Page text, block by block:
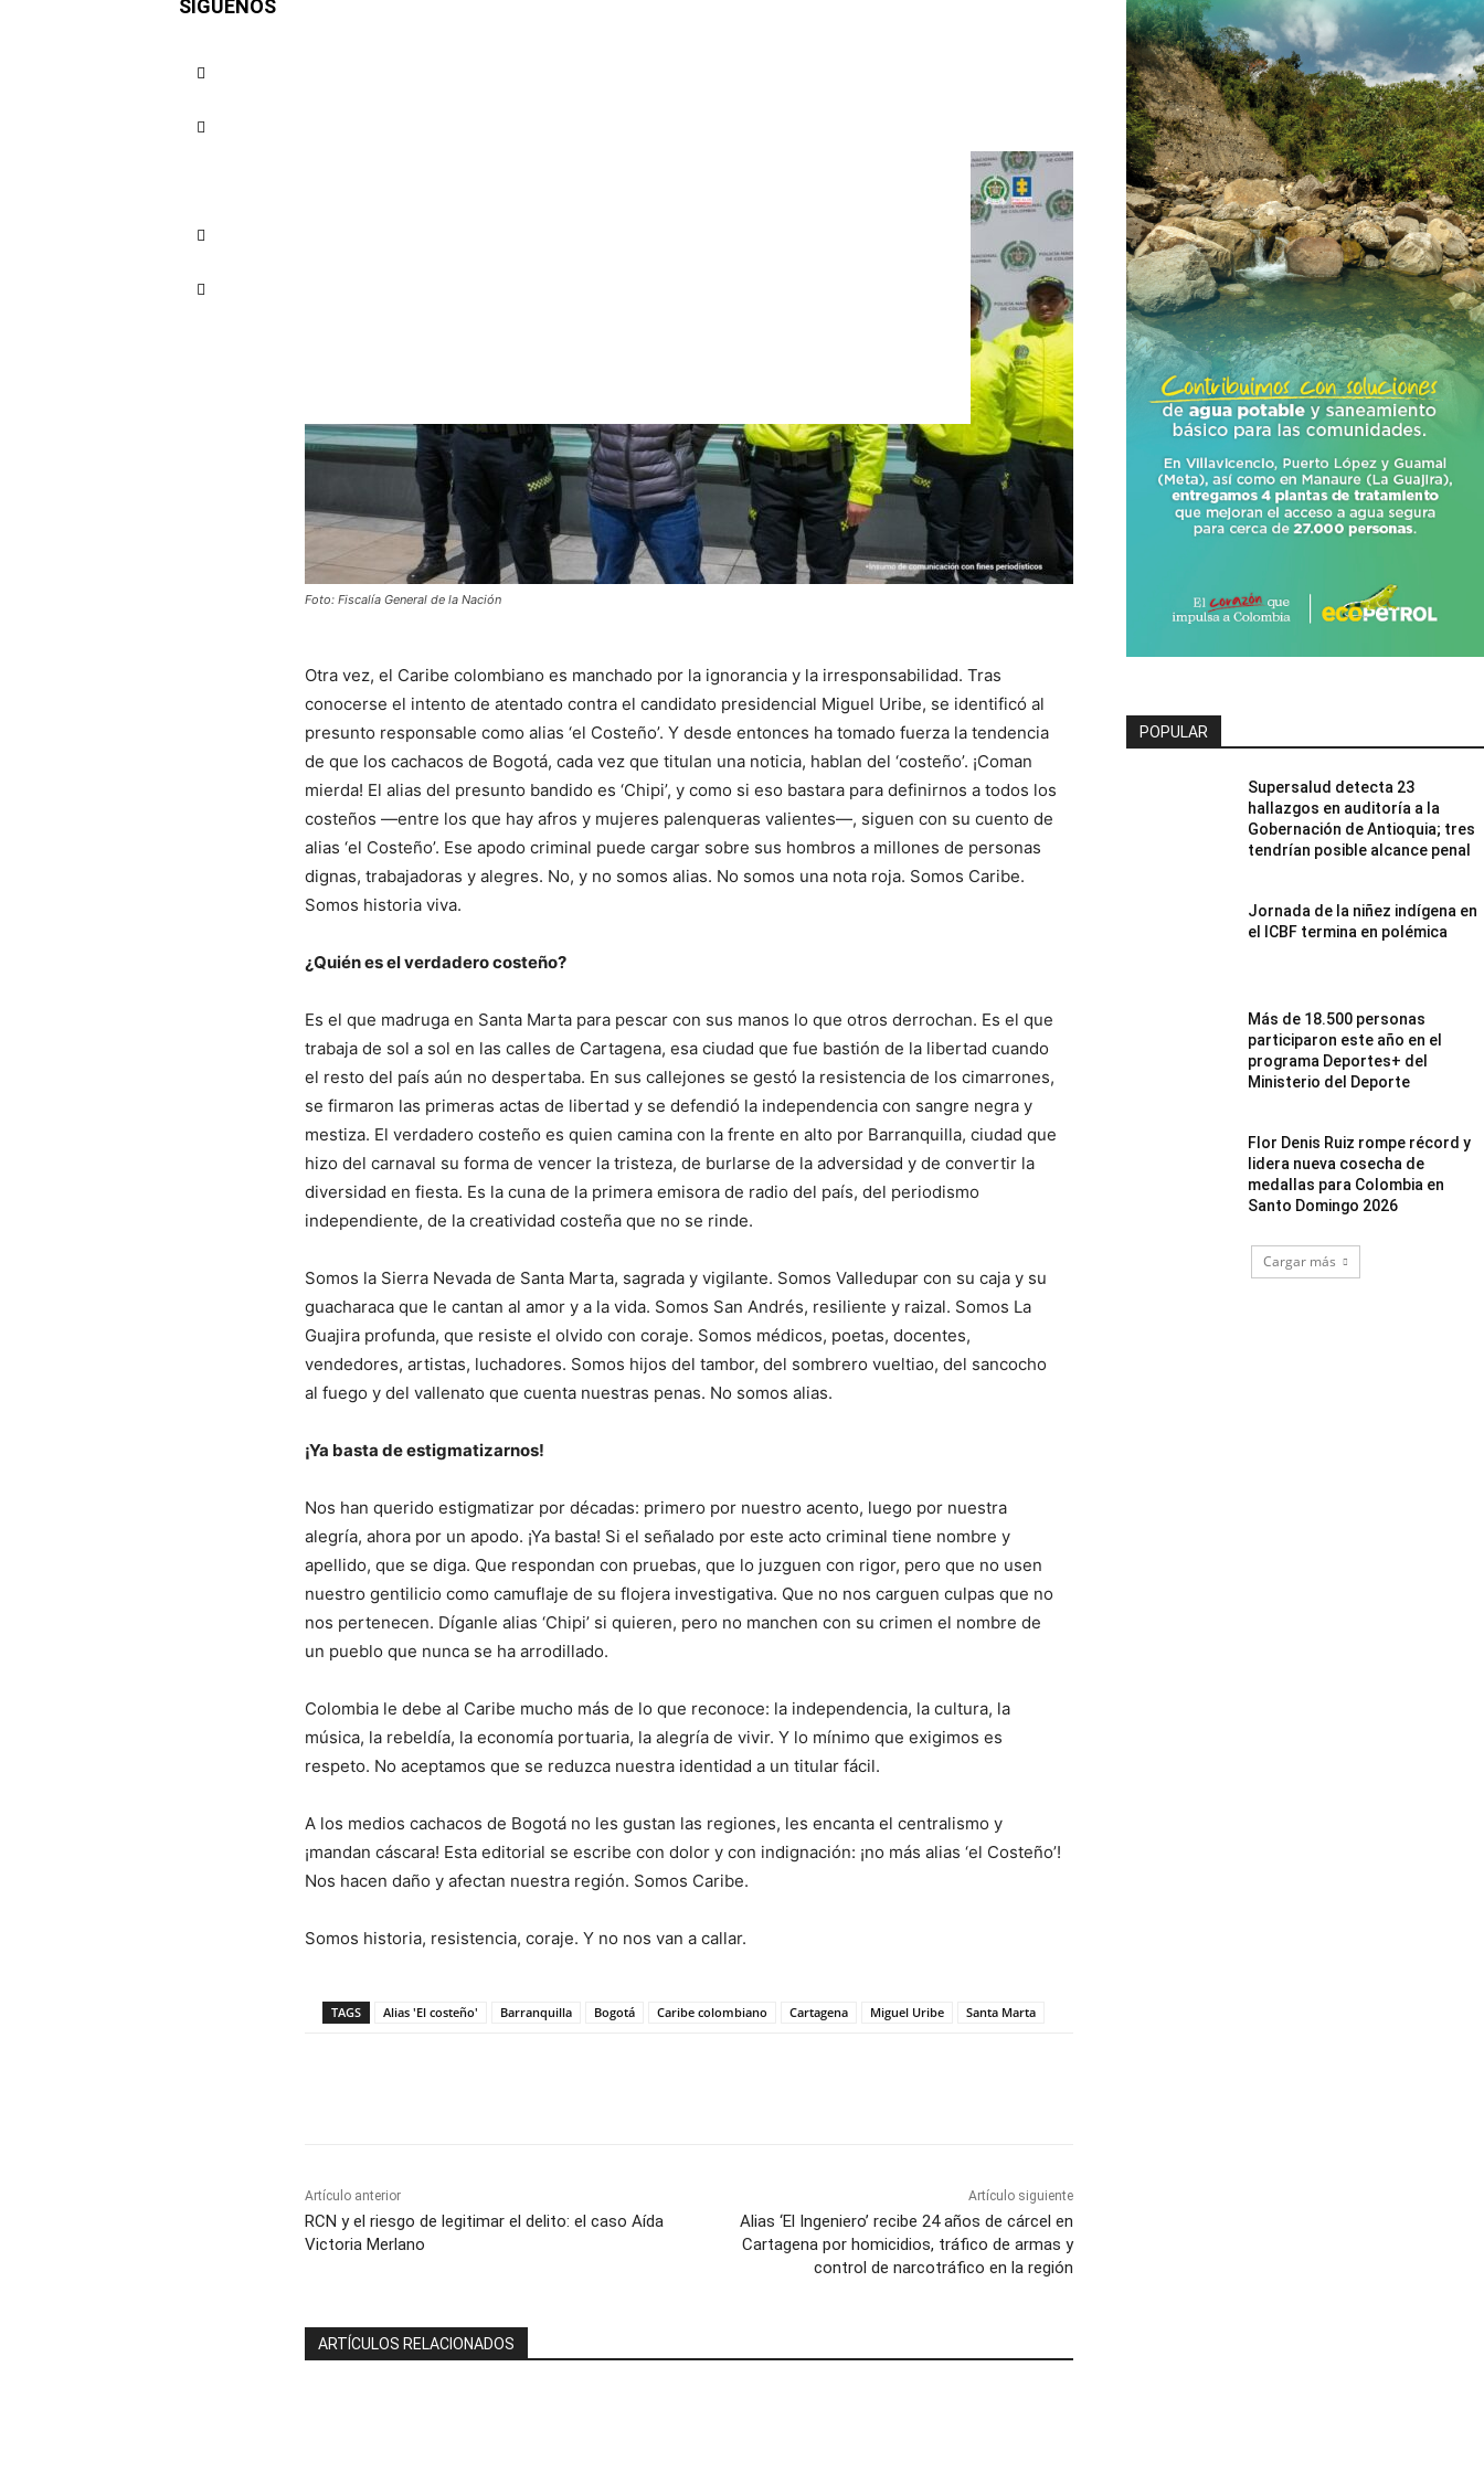
Foto: Fiscalía General de la Nación
Otra vez, el Caribe colombiano es manchado por la ignorancia y la irresponsabilidad. Tras
conocerse el intento de atentado contra el candidato presidencial Miguel Uribe, se identificó al
presunto responsable como alias ‘el Costeño’. Y desde entonces ha tomado fuerza la tendencia
de que los cachacos de Bogotá, cada vez que titulan una noticia, hablan del ‘costeño’. ¡Coman
mierda! El alias del presunto bandido es ‘Chipi’, y como si eso bastara para definirnos a todos los
costeños —entre los que hay afros y mujeres palenqueras valientes—, siguen con su cuento de
alias ‘el Costeño’. Ese apodo criminal puede cargar sobre sus hombros a millones de personas
dignas, trabajadoras y alegres. No, y no somos alias. No somos una nota roja. Somos Caribe.
Somos historia viva.
¿Quién es el verdadero costeño?
Es el que madruga en Santa Marta para pescar con sus manos lo que otros derrochan. Es el que
trabaja de sol a sol en las calles de Cartagena, esa ciudad que fue bastión de la libertad cuando
el resto del país aún no despertaba. En sus callejones se gestó la resistencia de los cimarrones,
se firmaron las primeras actas de libertad y se defendió la independencia con sangre negra y
mestiza. El verdadero costeño es quien camina con la frente en alto por Barranquilla, ciudad que
hizo del carnaval su forma de vencer la tristeza, de burlarse de la adversidad y de convertir la
diversidad en fiesta. Es la cuna de la primera emisora de radio del país, del periodismo
independiente, de la creatividad costeña que no se rinde.
Somos la Sierra Nevada de Santa Marta, sagrada y vigilante. Somos Valledupar con su caja y su
guacharaca que le cantan al amor y a la vida. Somos San Andrés, resiliente y raizal. Somos La
Guajira profunda, que resiste el olvido con coraje. Somos médicos, poetas, docentes,
vendedores, artistas, luchadores. Somos hijos del tambor, del sombrero vueltiao, del sancocho
al fuego y del vallenato que cuenta nuestras penas. No somos alias.
¡Ya basta de estigmatizarnos!
Nos han querido estigmatizar por décadas: primero por nuestro acento, luego por nuestra
alegría, ahora por un apodo. ¡Ya basta! Si el señalado por este acto criminal tiene nombre y
apellido, que se diga. Que respondan con pruebas, que lo juzguen con rigor, pero que no usen
nuestro gentilicio como camuflaje de su flojera investigativa. Que no nos carguen culpas que no
nos pertenecen. Díganle alias ‘Chipi’ si quieren, pero no manchen con su crimen el nombre de
un pueblo que nunca se ha arrodillado.
Colombia le debe al Caribe mucho más de lo que reconoce: la independencia, la cultura, la
música, la rebeldía, la economía portuaria, la alegría de vivir. Y lo mínimo que exigimos es
respeto. No aceptamos que se reduzca nuestra identidad a un titular fácil.
A los medios cachacos de Bogotá no les gustan las regiones, les encanta el centralismo y
¡mandan cáscara! Esta editorial se escribe con dolor y con indignación: ¡no más alias ‘el Costeño’!
Nos hacen daño y afectan nuestra región. Somos Caribe.
Somos historia, resistencia, coraje. Y no nos van a callar.
TAGS Alias 'El costeño' Barranquilla Bogotá Caribe colombiano Cartagena Miguel Uribe Santa Marta
Artículo anterior
RCN y el riesgo de legitimar el delito: el caso Aída
Victoria Merlano
Artículo siguiente
Alias ‘El Ingeniero’ recibe 24 años de cárcel en
Cartagena por homicidios, tráfico de armas y
control de narcotráfico en la región
ARTÍCULOS RELACIONADOS
POPULAR
Supersalud detecta 23
hallazgos en auditoría a la
Gobernación de Antioquia; tres
tendrían posible alcance penal
Jornada de la niñez indígena en
el ICBF termina en polémica
Más de 18.500 personas
participaron este año en el
programa Deportes+ del
Ministerio del Deporte
Flor Denis Ruiz rompe récord y
lidera nueva cosecha de
medallas para Colombia en
Santo Domingo 2026
Cargar más
SÍGUENOS